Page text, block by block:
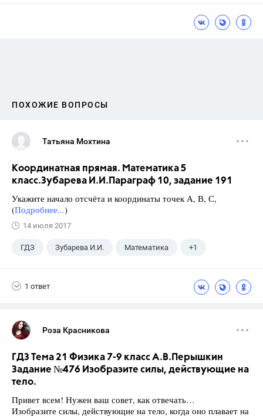
ПОХОЖИЕ ВОПРОСЫ
Татьяна Мохтина
Координатная прямая. Математика 5
класс.Зубарева И.И.Параграф 10, задание 191
Укажите начало отсчёта и координаты точек А, В, С,
(Подробнее...)
14 июля 2017
ГДЗ Зубарева И.И. Математика +1
1 ответ
Роза Красникова
ГДЗ Тема 21 Физика 7-9 класс А.В.Перышкин
Задание №476 Изобразите силы, действующие на
тело.
Привет всем! Нужен ваш совет, как отвечать…
Изобразите силы, действующие на тело, когда оно плавает на